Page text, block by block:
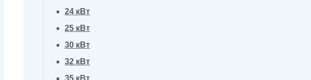
24 кВт
25 кВт
30 кВт
32 кВт
35 кВт